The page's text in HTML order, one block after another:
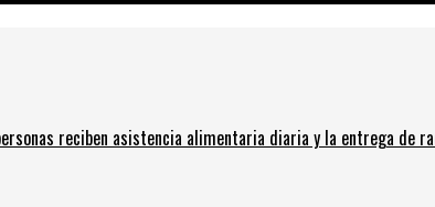
reciben asistencia alimentaria diaria y la entrega de